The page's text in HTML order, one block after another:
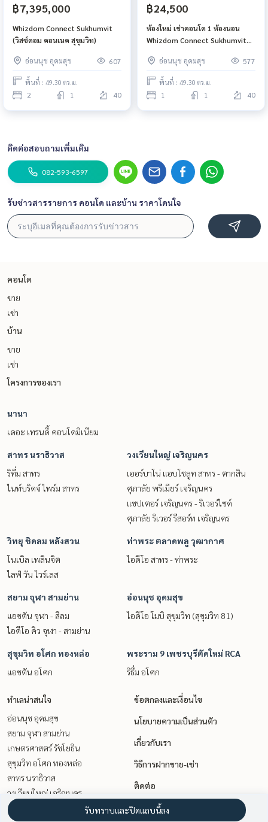
฿7,395,000
Whizdom Connect Sukhumvit
(วิสซ์ดอม คอนเนค สุขุมวิท)
อ่อนนุช อุดมสุข 607
พื้นที่ : 49.30 ตร.ม.
2 1 40
฿24,500
ห้องใหม่ เช่าคอนโด 1 ห้องนอน
Whizdom Connect Sukhumvit
เฟอร์นิเจอร์
อ่อนนุช อุดมสุข 577
พื้นที่ : 49.30 ตร.ม.
1 1 40
ติดต่อสอบถามเพิ่มเติม
082-593-6597
รับข่าวสารรายการ คอนโด และบ้าน ราคาโดนใจ
คอนโด
ขาย
เช่า
บ้าน
ขาย
เช่า
โครงการของเรา
นานา
เดอะ เทรนดี้ คอนโดมิเนียม
สาทร นราธิวาส
ริทึ่ม สาทร
ไนท์บริดจ์ ไพร์ม สาทร
วงเวียนใหญ่ เจริญนคร
เออร์บาโน่ แอบโซลูท สาทร - ตากสิน
ศุภาลัย พรีเมียร์ เจริญนคร
แชปเตอร์ เจริญนคร - ริเวอร์ไซด์
ศุภาลัย ริเวอร์ รีสอร์ท เจริญนคร
วิทยุ ชิดลม หลังสวน
โนเบิล เพลินจิต
ไลฟ์ วัน ไวร์เลส
ท่าพระ ตลาดพลู วุฒากาศ
ไอดีโอ สาทร - ท่าพระ
สยาม จุฬา สามย่าน
แอชตัน จุฬา - สีลม
ไอดีโอ คิว จุฬา - สามย่าน
อ่อนนุช อุดมสุข
ไอดีโอ โมบิ สุขุมวิท (สุขุมวิท 81)
สุขุมวิท อโศก ทองหล่อ
แอชตัน อโศก
พระราม 9 เพชรบุรีตัดใหม่ RCA
ริธึ่ม อโศก
ทำเลน่าสนใจ
อ่อนนุช อุดมสุข
สยาม จุฬา สามย่าน
เกษตรศาสตร์ รัชโยธิน
สุขุมวิท อโศก ทองหล่อ
สาทร นราธิวาส
วงเวียนใหญ่ เจริญนคร
ท่าพระ ตลาดพลู วุฒากาศ
ข้อตกลงและเงื่อนไข
นโยบายความเป็นส่วนตัว
เกี่ยวกับเรา
วิธีการฝากขาย-เช่า
ติดต่อ
รับทราบและปิดแถบนี้ลง